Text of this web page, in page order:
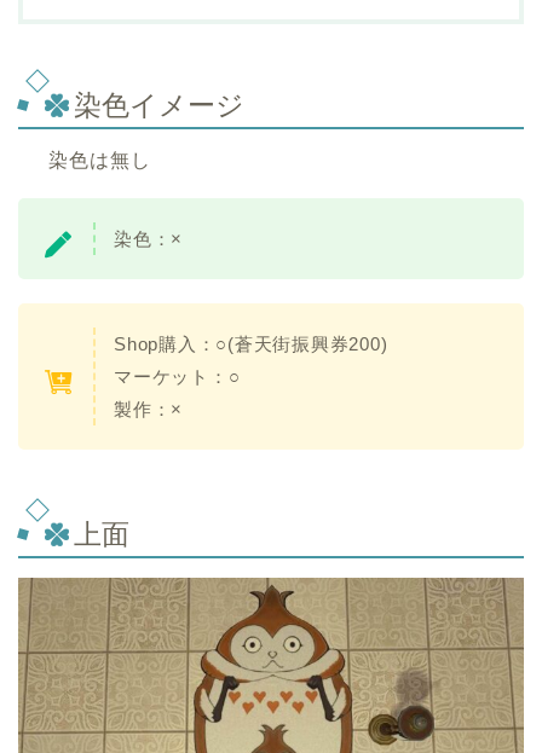
染色イメージ
染色は無し
染色： ×
Shop購入： ○(蒼天街振興券200)
マーケット：○
製作： ×
上面